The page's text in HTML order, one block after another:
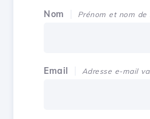
Nom Prénom et nom de
Email Adresse e-mail